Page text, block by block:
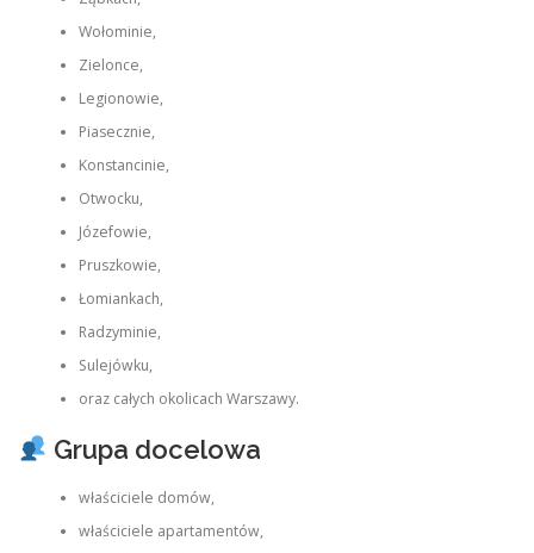
Wołominie,
Zielonce,
Legionowie,
Piasecznie,
Konstancinie,
Otwocku,
Józefowie,
Pruszkowie,
Łomiankach,
Radzyminie,
Sulejówku,
oraz całych okolicach Warszawy.
Grupa docelowa
właściciele domów,
właściciele apartamentów,